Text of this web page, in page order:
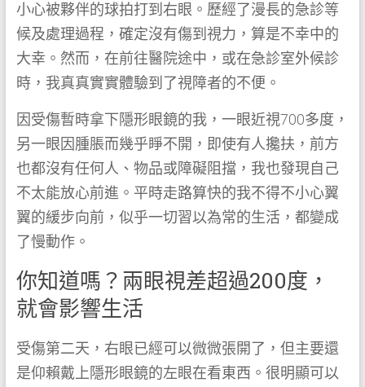
小心被夥伴的球拍打到右眼。歷經了漫長的急診等
候及處理過程，確定沒有傷到視力，算是不幸中的
大幸。然而，在前往醫院途中，或在急診室外候診
時，我真真實實體驗到了視障者的不便。
因受傷暫時拿下隱形眼鏡的我，一眼近視700多度，
另一眼因腫脹而幾乎睜不開，即使有人攙扶，前方
也都沒有任何人、物品或障礙阻擋，我也發現自己
不太能放心前進。平時走路算快的我不得不小心翼
翼的緩步向前，似乎一切習以為常的生活，都變成
了慢動作。
你知道嗎？兩眼視差超過200度，
就會影響生活
受傷第二天，右眼已經可以微微張開了，但主要還
是仰賴戴上隱形眼鏡的左眼在看東西。很明顯可以